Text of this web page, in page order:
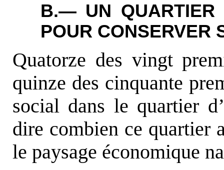
B.— UN QUARTIER
POUR CONSERVER
Quatorze des vingt
quinze des cinquante
social dans le quartier
dire combien ce quartier
le paysage économique